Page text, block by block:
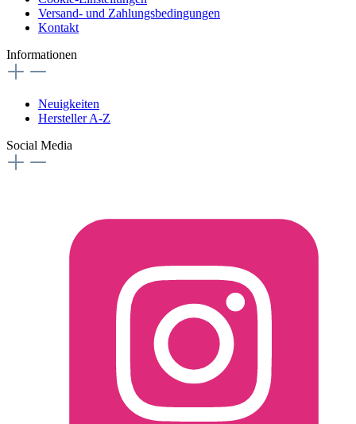
Versand- und Zahlungsbedingungen
Kontakt
Informationen
Neuigkeiten
Hersteller A-Z
Social Media